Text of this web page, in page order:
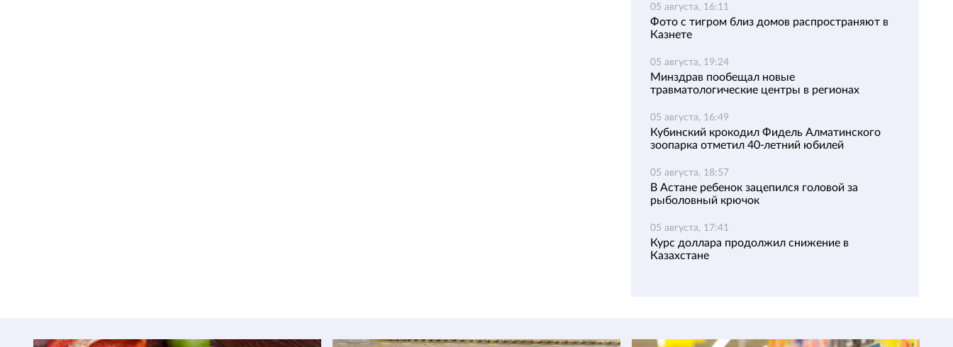
05 августа, 16:11
Фото с тигром близ домов распространяют в
Казнете
05 августа, 19:24
Минздрав пообещал новые
травматологические центры в регионах
05 августа, 16:49
Кубинский крокодил Фидель Алматинского
зоопарка отметил 40-летний юбилей
05 августа, 18:57
В Астане ребенок зацепился головой за
рыболовный крючок
05 августа, 17:41
Курс доллара продолжил снижение в
Казахстане